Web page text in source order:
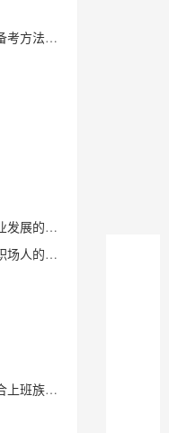
全解析
想选择
造选择
热门方向